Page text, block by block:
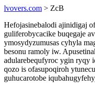
lvovers.com > ZcB
Hefojasinebalodi ajinidigaj
guliferobycacike buqegaje
ymosydyzumusas cyhyla
besonu ramoly iw.
adularebequfyroc ygin ryqy
qozo is ofasupoqiroh
guhucarotobe